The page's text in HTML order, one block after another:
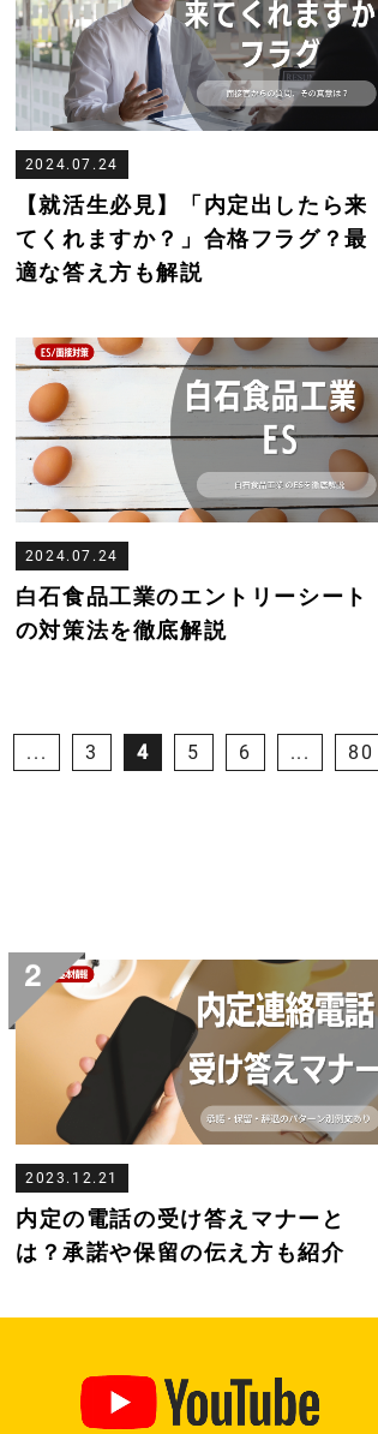
2024.07.24
【就活生必見】「内定出したら来
てくれますか？」合格フラグ？最
適な答え方も解説
2024.07.24
白石食品工業のエントリーシート
の対策法を徹底解説
... 3 4 5 6 ... 80
2023.12.21
内定の電話の受け答えマナーと
は？承諾や保留の伝え方も紹介